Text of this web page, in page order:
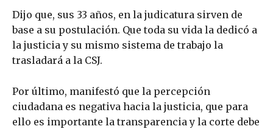
Dijo que, sus 33 años, en la judicatura sirven de
base a su postulación. Que toda su vida la dedicó a
la justicia y su mismo sistema de trabajo la
trasladará a la CSJ.
Por último, manifestó que la percepción
ciudadana es negativa hacia la justicia, que para
ello es importante la transparencia y la corte debe